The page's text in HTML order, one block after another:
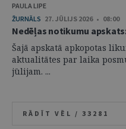
PAULA LIPE
ŽURNĀLS 27. JŪLIJS 2026 • 08:00
Nedēļas notikumu apskats:
Šajā apskatā apkopotas
aktualitātes par laika
jūlijam. ...
RĀDĪT VĒL / 33281